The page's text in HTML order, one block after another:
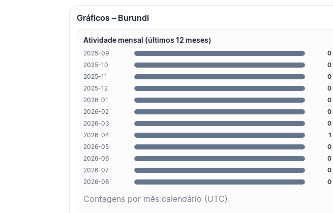
Gráficos – Burundi
Atividade mensal (últimos 12 meses)
2025-09
0
2025-10
0
2025-11
0
2025-12
0
2026-01
0
2026-02
0
2026-03
0
2026-04
1
2026-05
0
2026-06
0
2026-07
0
2026-08
0
Contagens por mês calendário (UTC).